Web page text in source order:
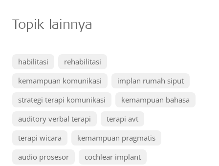
Topik lainnya
habilitasi
rehabilitasi
kemampuan komunikasi
implan rumah siput
strategi terapi komunikasi
kemampuan bahasa
auditory verbal terapi
terapi avt
terapi wicara
kemampuan pragmatis
audio prosesor
cochlear implant